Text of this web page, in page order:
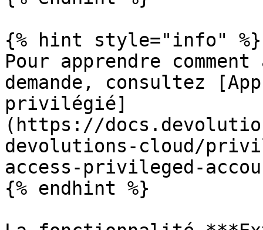
{% hint style="info" %}
Pour apprendre
demande, consultez
privilégié]
(https://
devolutions-cloud/
access-privileged-
{% endhint %}